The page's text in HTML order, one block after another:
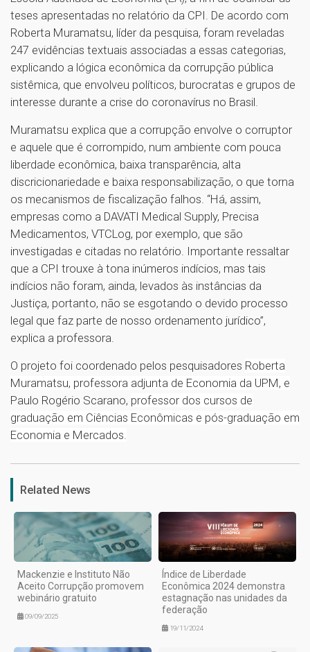
teses apresentadas no relatório da CPI. De acordo com
Roberta Muramatsu, líder da pesquisa, foram reveladas
247 evidências textuais associadas a essas categorias,
explicando a lógica econômica da corrupção pública
sistêmica, que envolveu políticos, burocratas e grupos de
interesse durante a crise do coronavírus no Brasil.
Muramatsu explica que a corrupção envolve o corruptor
e aquele que é corrompido, num ambiente com pouca
liberdade econômica, baixa transparência, alta
discricionariedade e baixa responsabilização, o que torna
os mecanismos de fiscalização falhos. “Há, assim,
empresas como a DAVATI Medical Supply, Precisa
Medicamentos, VTCLog, por exemplo, que são
investigadas e citadas no relatório. Importante ressaltar
que a CPI trouxe à tona inúmeros indícios, mas tais
indícios não foram, ainda, levados às instâncias da
Justiça, portanto, não se esgotando o devido processo
legal que faz parte de nosso ordenamento jurídico”,
explica a professora.
O projeto foi coordenado pelos pesquisadores Roberta
Muramatsu, professora adjunta de Economia da UPM, e
Paulo Rogério Scarano, professor dos cursos de
graduação em Ciências Econômicas e pós-graduação em
Economia e Mercados.
Related News
Mackenzie e Instituto Não
Aceito Corrupção promovem
webinário gratuito
09/09/2025
Índice de Liberdade
Econômica 2024 demonstra
estagnação nas unidades da
federação
19/11/2024